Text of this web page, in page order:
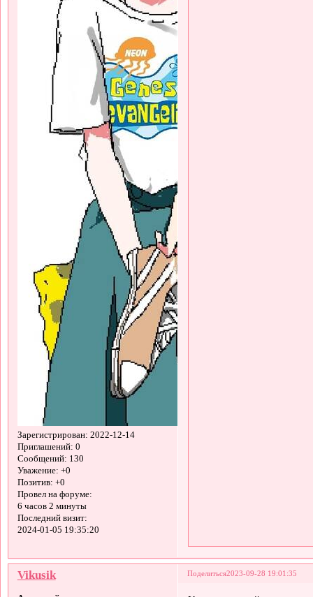
Зарегистрирован: 2022-12-14
Приглашений: 0
Сообщений: 130
Уважение: +0
Позитив: +0
Провел на форуме:
6 часов 2 минуты
Последний визит:
2024-01-05 19:35:20
Поделиться2023-09-28 19:01:35
Vikusik